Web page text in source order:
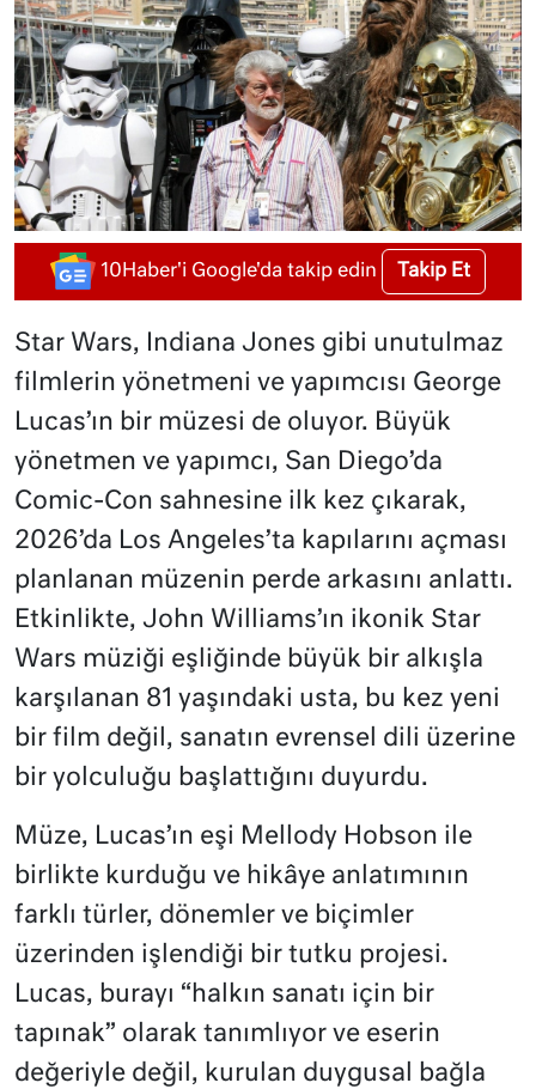
10Haber'i Google'da takip edin Takip Et
Star Wars, Indiana Jones gibi unutulmaz
filmlerin yönetmeni ve yapımcısı George
Lucas’ın bir müzesi de oluyor. Büyük
yönetmen ve yapımcı, San Diego’da
Comic-Con sahnesine ilk kez çıkarak,
2026’da Los Angeles’ta kapılarını açması
planlanan müzenin perde arkasını anlattı.
Etkinlikte, John Williams’ın ikonik Star
Wars müziği eşliğinde büyük bir alkışla
karşılanan 81 yaşındaki usta, bu kez yeni
bir film değil, sanatın evrensel dili üzerine
bir yolculuğu başlattığını duyurdu.
Müze, Lucas’ın eşi Mellody Hobson ile
birlikte kurduğu ve hikâye anlatımının
farklı türler, dönemler ve biçimler
üzerinden işlendiği bir tutku projesi.
Lucas, burayı “halkın sanatı için bir
tapınak” olarak tanımlıyor ve eserin
değeriyle değil, kurulan duygusal bağla